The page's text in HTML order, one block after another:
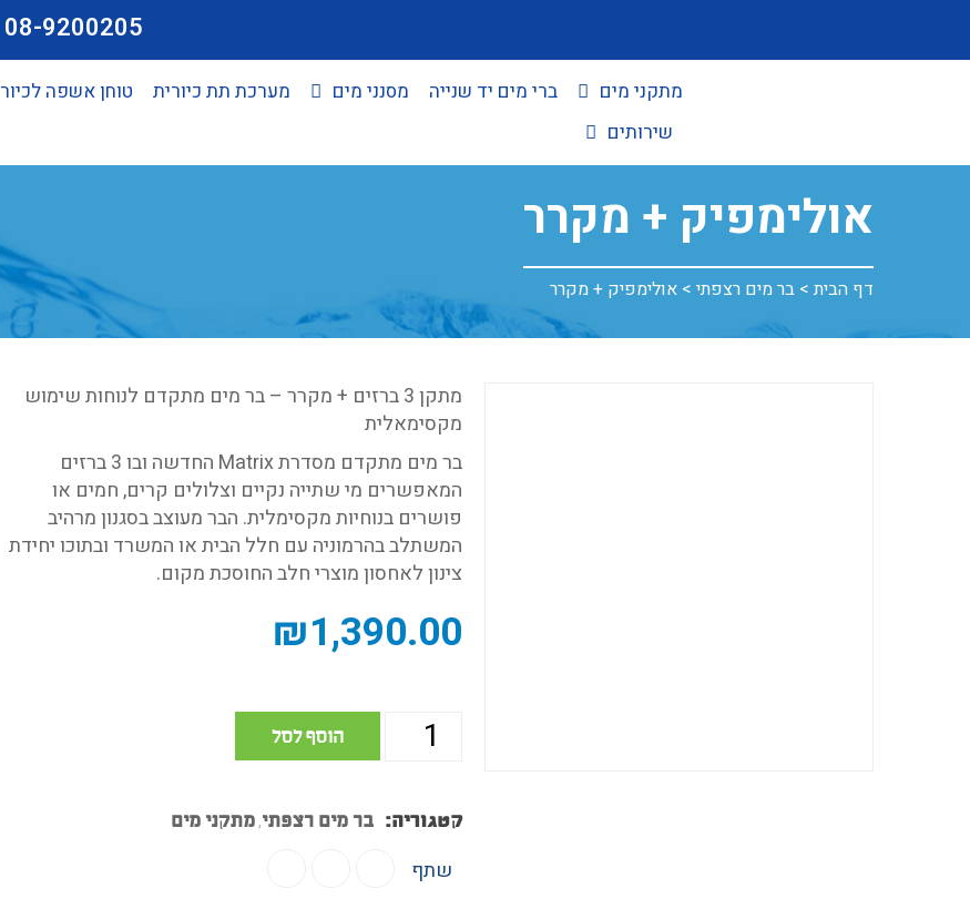
08-9200205
מתקני מים ברי מים יד שנייה מסנני מים מערכת תת כיורית טוחן אשפה לכיור
שירותים
אולימפיק + מקרר
דף הבית> בר מים רצפתי > אולימפיק + מקרר
מתקן 3 ברזים + מקרר – בר מים מתקדם לנוחות שימוש
מקסימאלית
בר מים מתקדם מסדרתMatrix
החדשה ובו 3 ברזים
המאפשרים מי שתייה נקיים וצלולים קרים, חמים או
פושרים בנוחיות מקסימלית. הבר מעוצב בסגנון מרהיב
המשתלב בהרמוניה עם חלל הבית או המשרד ובתוכו יחידת
צינון לאחסון מוצרי חלב החוסכת מקום.
₪1,390.00
הוסף לסל
קטגוריה: בר מים רצפתי,מתקני מים
שתף